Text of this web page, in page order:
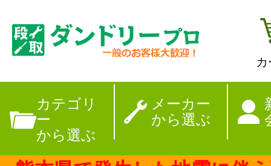
カテゴリ
ー
から選ぶ
メーカー
から選ぶ
【夏季休暇のお